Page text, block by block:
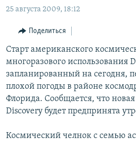
Вернутся
навигации
Вернутся
поиску
КЫРГЫЗСТАН
УЗБЕКИСТАН
ТАДЖИКИСТАН
ВОЙНА В УКРАИНЕ
НА ДРУГИХ ЯЗЫКАХ
ҚАЗАҚША
КЫРГЫЗЧА
ЎЗБЕКЧА
ТОҶИКӢ
ПОДПИШИТЕСЬ НА НАС В СОЦСЕТЯХ
Все сайты РСЕ/РС
25 августа 2009, 18:12
Поделиться
Старт американского
многоразового использования
запланированный на сегодня,
плохой погоды в районе
Флорида. Сообщается, что
Discovery будет предпринята
Космический челнок с семью